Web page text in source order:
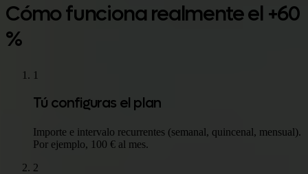
Cómo funciona realmente el +60
%
1
Tú configuras el plan
Importe e intervalo recurrentes (semanal, quincenal, mensual).
Por ejemplo, 100 € al mes.
2